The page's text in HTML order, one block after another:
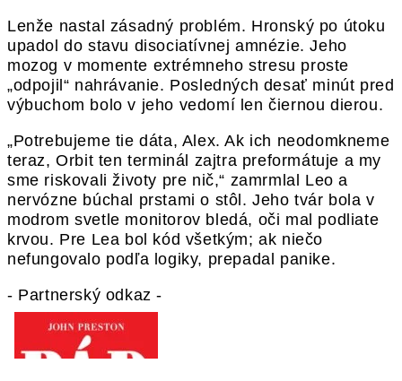
Lenže nastal zásadný problém. Hronský po útoku
upadol do stavu disociatívnej amnézie. Jeho
mozog v momente extrémneho stresu proste
„odpojil“ nahrávanie. Posledných desať minút pred
výbuchom bolo v jeho vedomí len čiernou dierou.
„Potrebujeme tie dáta, Alex. Ak ich neodomkneme
teraz, Orbit ten terminál zajtra preformátuje a my
sme riskovali životy pre nič,“ zamrmlal Leo a
nervózne búchal prstami o stôl. Jeho tvár bola v
modrom svetle monitorov bledá, oči mal podliate
krvou. Pre Lea bol kód všetkým; ak niečo
nefungovalo podľa logiky, prepadal panike.
- Partnerský odkaz -